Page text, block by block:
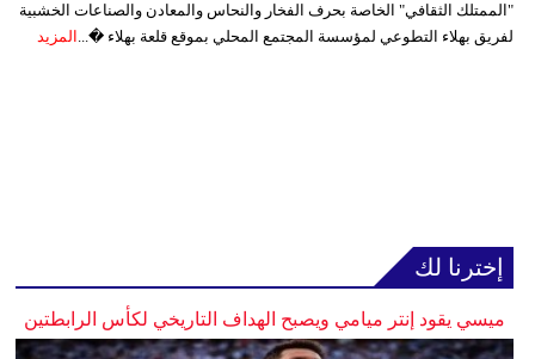
"الممتلك الثقافي" الخاصة بحرف الفخار والنحاس والمعادن والصناعات الخشبية
لفريق بهلاء التطوعي لمؤسسة المجتمع المحلي بموقع قلعة بهلاء �... المزيد
إخترنا لك
ميسي يقود إنتر ميامي ويصبح الهداف التاريخي لكأس الرابطتين